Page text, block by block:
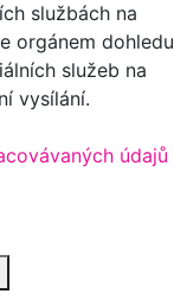
službách na
orgánem dohledu
služeb na
vysílání.
údajů